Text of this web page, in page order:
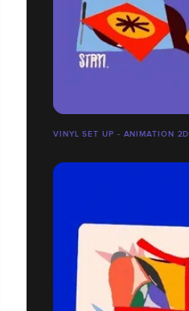
VINYL SET UP - ANIMATION 2D